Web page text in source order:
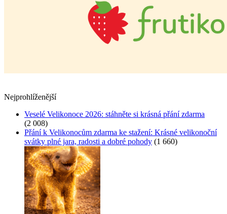
Nejprohlíženější
Veselé Velikonoce 2026: stáhněte si krásná přání zdarma
(2 008)
Přání k Velikonocům zdarma ke stažení: Krásné velikonoční
svátky plné jara, radosti a dobré pohody (1 660)